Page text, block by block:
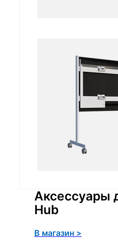
Размеры
транспортн
Аксессуары
Hub
В магазин >